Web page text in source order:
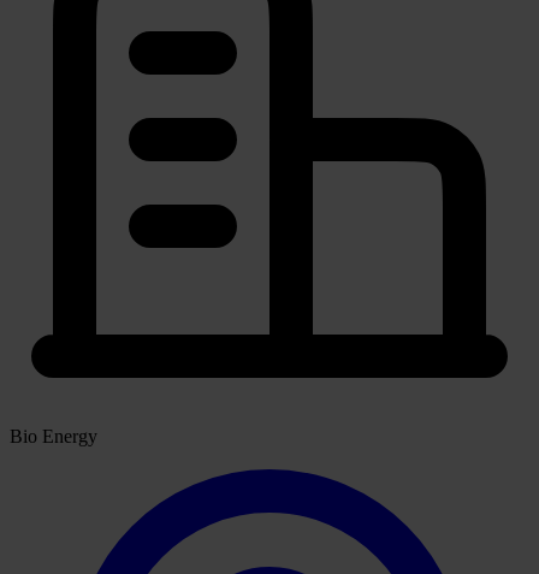
Bio Energy